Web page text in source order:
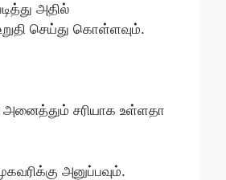
அதில்
செய்து கொள்ளவும்.
அனைத்தும் சரியாக உள்ளதா
அனுப்பவும்.